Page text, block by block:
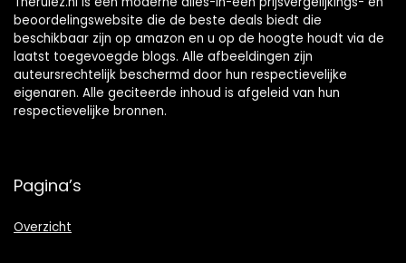
beoordelingswebsite die de beste deals biedt die
beschikbaar zijn op amazon en u op de hoogte houdt via de
laatst toegevoegde blogs. Alle afbeeldingen zijn
auteursrechtelijk beschermd door hun respectievelijke
eigenaren. Alle geciteerde inhoud is afgeleid van hun
respectievelijke bronnen.
Pagina’s
Overzicht